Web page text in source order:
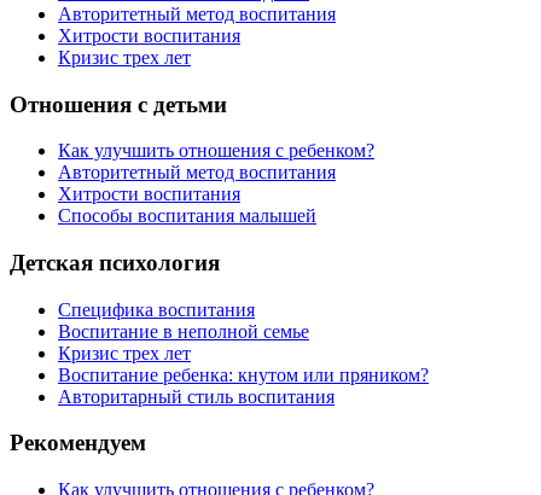
Авторитетный метод воспитания
Хитрости воспитания
Кризис трех лет
Отношения с детьми
Как улучшить отношения с ребенком?
Авторитетный метод воспитания
Хитрости воспитания
Способы воспитания малышей
Детская психология
Специфика воспитания
Воспитание в неполной семье
Кризис трех лет
Воспитание ребенка: кнутом или пряником?
Авторитарный стиль воспитания
Рекомендуем
Как улучшить отношения с ребенком?